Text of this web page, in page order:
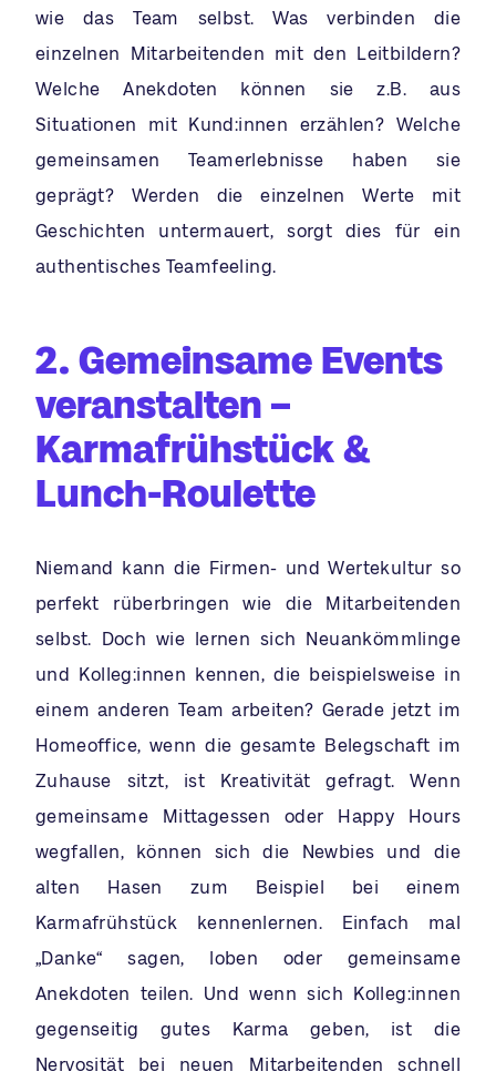
wie das Team selbst. Was verbinden die
einzelnen Mitarbeitenden mit den Leitbildern?
Welche Anekdoten können sie z.B. aus
Situationen mit Kund:innen erzählen? Welche
gemeinsamen Teamerlebnisse haben sie
geprägt? Werden die einzelnen Werte mit
Geschichten untermauert, sorgt dies für ein
authentisches Teamfeeling.
2. Gemeinsame Events
veranstalten –
Karmafrühstück &
Lunch-Roulette
Niemand kann die Firmen- und Wertekultur so
perfekt rüberbringen wie die Mitarbeitenden
selbst. Doch wie lernen sich Neuankömmlinge
und Kolleg:innen kennen, die beispielsweise in
einem anderen Team arbeiten? Gerade jetzt im
Homeoffice, wenn die gesamte Belegschaft im
Zuhause sitzt, ist Kreativität gefragt. Wenn
gemeinsame Mittagessen oder Happy Hours
wegfallen, können sich die Newbies und die
alten Hasen zum Beispiel bei einem
Karmafrühstück kennenlernen. Einfach mal
„Danke“ sagen, loben oder gemeinsame
Anekdoten teilen. Und wenn sich Kolleg:innen
gegenseitig gutes Karma geben, ist die
Nervosität bei neuen Mitarbeitenden schnell